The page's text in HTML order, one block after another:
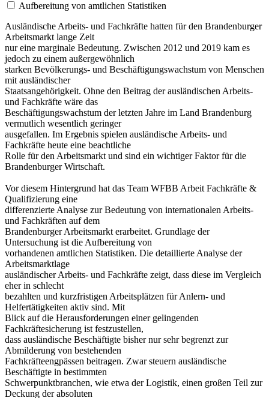
Aufbereitung von amtlichen Statistiken
Ausländische Arbeits- und Fachkräfte hatten für den Brandenburger
Arbeitsmarkt lange Zeit
nur eine marginale Bedeutung. Zwischen 2012 und 2019 kam es
jedoch zu einem außergewöhnlich
starken Bevölkerungs- und Beschäftigungswachstum von Menschen
mit ausländischer
Staatsangehörigkeit. Ohne den Beitrag der ausländischen Arbeits-
und Fachkräfte wäre das
Beschäftigungswachstum der letzten Jahre im Land Brandenburg
vermutlich wesentlich geringer
ausgefallen. Im Ergebnis spielen ausländische Arbeits- und
Fachkräfte heute eine beachtliche
Rolle für den Arbeitsmarkt und sind ein wichtiger Faktor für die
Brandenburger Wirtschaft.
Vor diesem Hintergrund hat das Team WFBB Arbeit Fachkräfte &
Qualifizierung eine
differenzierte Analyse zur Bedeutung von internationalen Arbeits-
und Fachkräften auf dem
Brandenburger Arbeitsmarkt erarbeitet. Grundlage der
Untersuchung ist die Aufbereitung von
vorhandenen amtlichen Statistiken. Die detaillierte Analyse der
Arbeitsmarktlage
ausländischer Arbeits- und Fachkräfte zeigt, dass diese im Vergleich
eher in schlecht
bezahlten und kurzfristigen Arbeitsplätzen für Anlern- und
Helfertätigkeiten aktiv sind. Mit
Blick auf die Herausforderungen einer gelingenden
Fachkräftesicherung ist festzustellen,
dass ausländische Beschäftigte bisher nur sehr begrenzt zur
Abmilderung von bestehenden
Fachkräfteengpässen beitragen. Zwar steuern ausländische
Beschäftigte in bestimmten
Schwerpunktbranchen, wie etwa der Logistik, einen großen Teil zur
Deckung der absoluten